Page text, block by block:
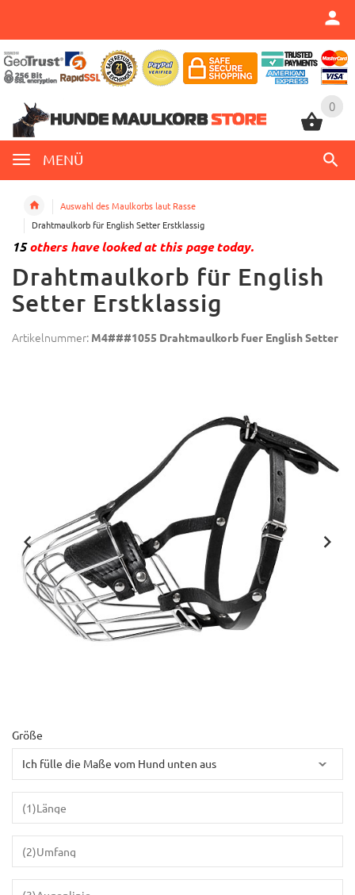
0
MENÜ
0
Auswahl des Maulkorbs laut Rasse
Drahtmaulkorb für English Setter Erstklassig
15others have looked at this page today.
Drahtmaulkorb für English
Setter Erstklassig
Artikelnummer: M4###1055 Drahtmaulkorb fuer English Setter
Größe